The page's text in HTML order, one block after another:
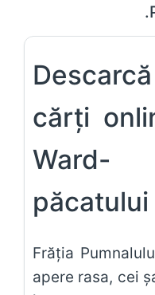
cărți
Ward-
păcatului
Frăția
apere rasa, cei